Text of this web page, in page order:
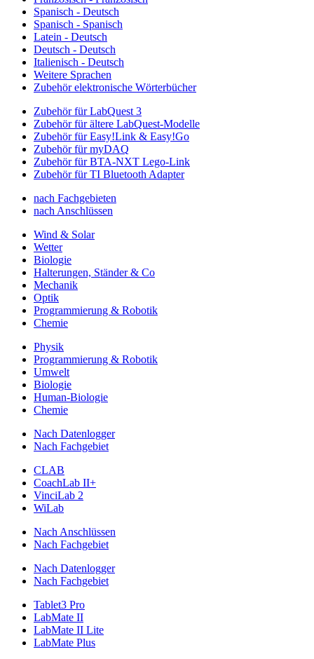
Spanisch - Deutsch
Spanisch - Spanisch
Latein - Deutsch
Deutsch - Deutsch
Italienisch - Deutsch
Weitere Sprachen
Zubehör elektronische Wörterbücher
Zubehör für LabQuest 3
Zubehör für ältere LabQuest-Modelle
Zubehör für Easy!Link & Easy!Go
Zubehör für myDAQ
Zubehör für BTA-NXT Lego-Link
Zubehör für TI Bluetooth Adapter
nach Fachgebieten
nach Anschlüssen
Wind & Solar
Wetter
Biologie
Halterungen, Ständer & Co
Mechanik
Optik
Programmierung & Robotik
Chemie
Physik
Programmierung & Robotik
Umwelt
Biologie
Human-Biologie
Chemie
Nach Datenlogger
Nach Fachgebiet
CLAB
CoachLab II+
VinciLab 2
WiLab
Nach Anschlüssen
Nach Fachgebiet
Nach Datenlogger
Nach Fachgebiet
Tablet3 Pro
LabMate II
LabMate II Lite
LabMate Plus